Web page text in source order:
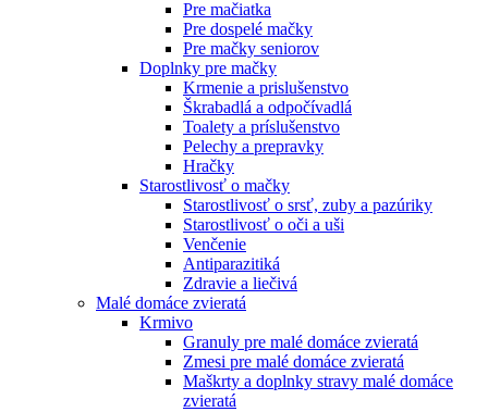
Pre mačiatka
Pre dospelé mačky
Pre mačky seniorov
Doplnky pre mačky
Krmenie a prislušenstvo
Škrabadlá a odpočívadlá
Toalety а príslušenstvo
Pelechy a prepravky
Hračky
Starostlivosť o mačky
Starostlivosť o srsť, zuby a pazúriky
Starostlivosť o oči a uši
Venčenie
Antiparazitiká
Zdravie a liečivá
Malé domáce zvieratá
Krmivo
Granuly pre malé domáce zvieratá
Zmesi pre malé domáce zvieratá
Maškrty a doplnky stravy malé domáce
zvieratá